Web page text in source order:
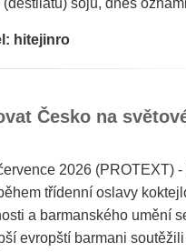
(destilátu) soju, dnes
hitejinro
Česko na
2026 (PROTEXT)
třídenní oslavy
a barmanského umění
evropští barmani